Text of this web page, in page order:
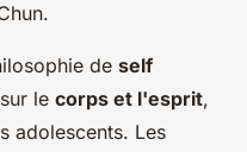
de self
le corps et l'esprit,
adolescents. Les